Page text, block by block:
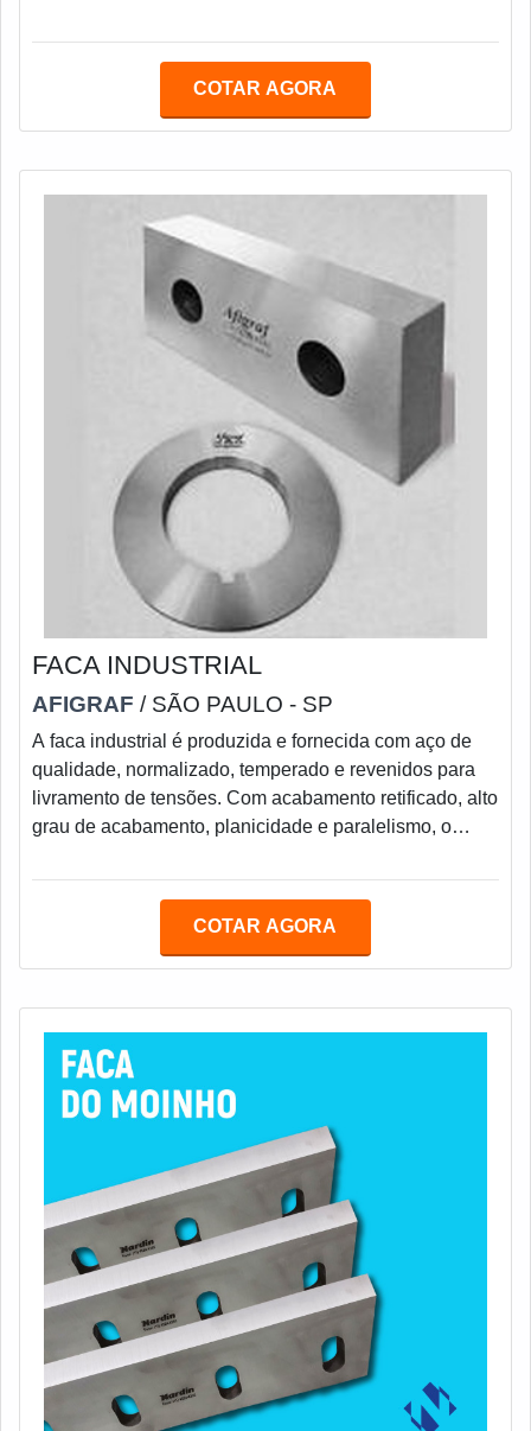
perpendicular; - Em raio, com sentidos positivos ou
esclarecimentos?Contate diretamente a Afigraf. Os
COTAR AGORA
FACA INDUSTRIAL
AFIGRAF / SÃO PAULO - SP
A faca industrial é produzida e fornecida com aço de
qualidade, normalizado, temperado e revenidos para
livramento de tensões. Com acabamento retificado, alto
grau de acabamento, planicidade e paralelismo, o
demanda do cliente no mais alto nível. As facas, além
diminuir a quantidade de trocas em máquinas,
COTAR AGORA